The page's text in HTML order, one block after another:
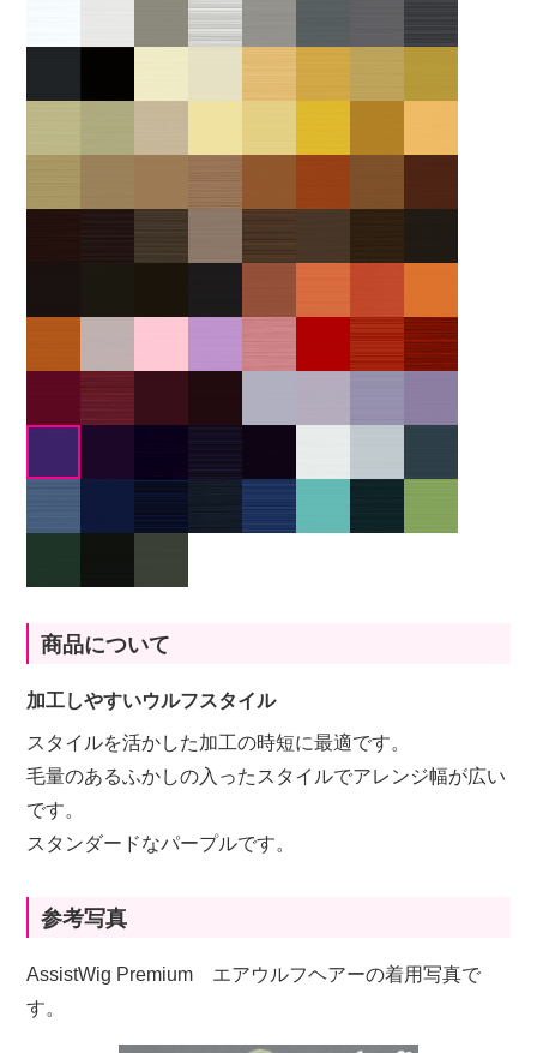
商品について
加工しやすいウルフスタイル
スタイルを活かした加工の時短に最適です。
毛量のあるふかしの入ったスタイルでアレンジ幅が広い
です。
スタンダードなパープルです。
参考写真
AssistWig Premium エアウルフヘアーの着用写真で
す。